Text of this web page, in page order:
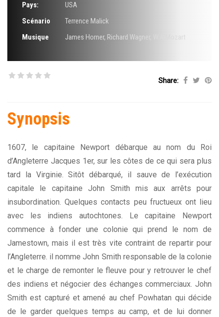
Pays:
USA
Scénario
Terrence Malick
Musique
James Horner, Richard Wagner
Share:
Synopsis
1607, le capitaine Newport débarque au nom du Roi
d’Angleterre Jacques 1er, sur les côtes de ce qui sera plus
tard la Virginie. Sitôt débarqué, il sauve de l’exécution
capitale le capitaine John Smith mis aux arrêts pour
insubordination. Quelques contacts peu fructueux ont lieu
avec les indiens autochtones. Le capitaine Newport
commence à fonder une colonie qui prend le nom de
Jamestown, mais il est très vite contraint de repartir pour
l’Angleterre. il nomme John Smith responsable de la colonie
et le charge de remonter le fleuve pour y retrouver le chef
des indiens et négocier des échanges commerciaux. John
Smith est capturé et amené au chef Powhatan qui décide
de le garder quelques temps au camp, et de lui donner